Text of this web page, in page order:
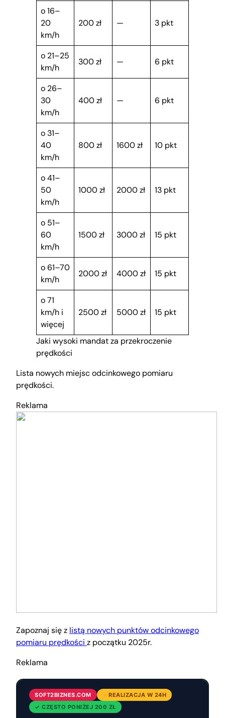
o 16–
20
km/h
200 zł — 3 pkt
o 21–25
km/h
300 zł — 6 pkt
o 26–
30
km/h
400 zł — 6 pkt
o 31–
40
km/h
800 zł 1600 zł 10 pkt
o 41–
50
km/h
1000 zł 2000 zł 13 pkt
o 51–
60
km/h
1500 zł 3000 zł 15 pkt
o 61–70
km/h
2000 zł 4000 zł 15 pkt
o 71
km/h i
więcej
2500 zł 5000 zł 15 pkt
Jaki wysoki mandat za przekroczenie
prędkości
Lista nowych miejsc odcinkowego pomiaru
prędkości.
Reklama
Zapoznaj się z listą nowych punktów odcinkowego
pomiaru prędkości z początku 2025r.
Reklama
SOFT2BIZNES.COM
REALIZACJA W 24H
✓ CZĘSTO PONIŻEJ 200 ZŁ